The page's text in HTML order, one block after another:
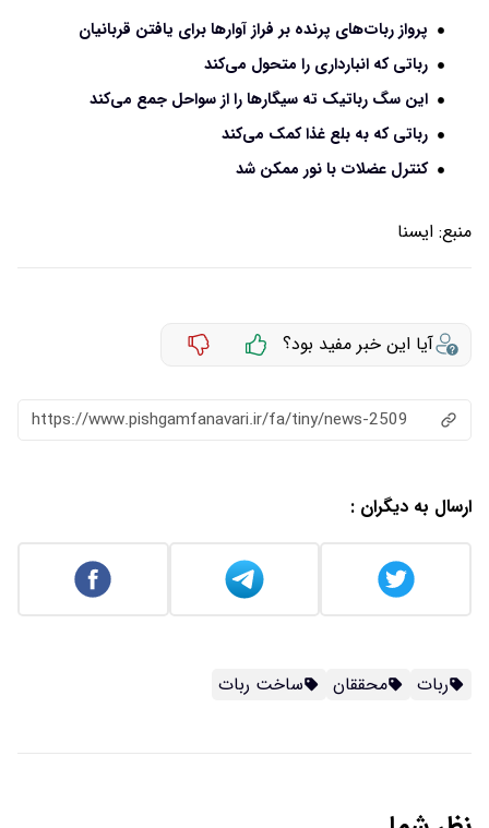
پرواز ربات‌های پرنده بر فراز آوارها برای یافتن قربانیان
رباتی که انبارداری را متحول می‌کند
این سگ رباتیک ته‌ سیگارها را از سواحل جمع‌ می‌کند
رباتی که به بلع غذا کمک می‌کند
کنترل عضلات با نور ممکن شد
منبع: ایسنا
آیا این خبر مفید بود؟
https://www.pishgamfanavari.ir/fa/tiny/news-2509
ارسال به دیگران :
ربات محققان ساخت ربات